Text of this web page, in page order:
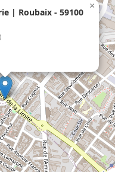
| Roubaix - 59100
×